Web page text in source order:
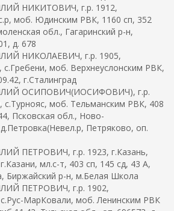
НИКИТОВИЧ, г.р. 1912,
моб. Юдинским РВК, 1160 сп, 352
обл., Гагаринский р-н,
д. 678
НИКОЛАЕВИЧ, г.р. 1905,
с.Гребени, моб. Верхнеуслонским РВК,
г.Сталинград
ОСИПОВИЧ(ИОСИФОВИЧ), г.р.
с.Турнояс, моб. Тельманским РВК, 408
Псковская обл., Ново-
Петряково, оп.
ПЕТРОВИЧ, г.р. 1923, г.Казань,
мл.с-т, 403 сп, 145 сд, 43 А,
Биржайский р-н, м.Белая Школа
ПЕТРОВИЧ, г.р. 1902,
МарКовали, моб. Ленинским РВК